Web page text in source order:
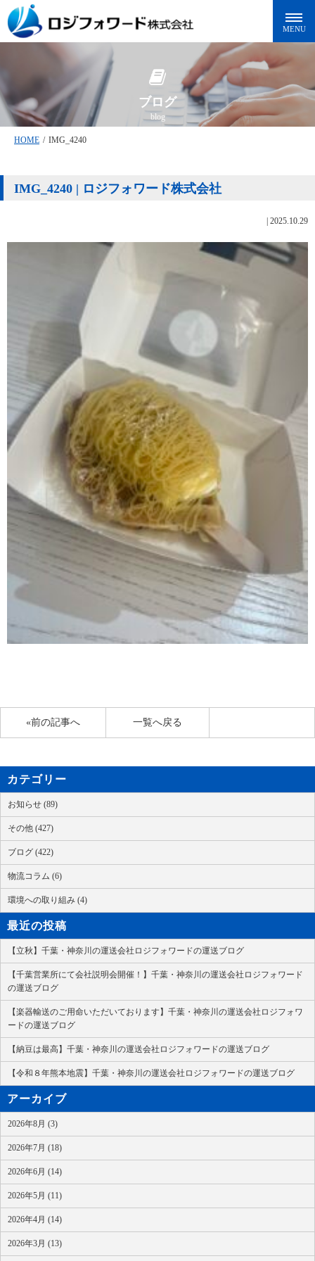
ブログ
blog
HOME / IMG_4240
IMG_4240 | ロジフォワード株式会社
2025.10.29
«前の記事へ 一覧へ戻る
カテゴリー
お知らせ (89)
その他 (427)
ブログ (422)
物流コラム (6)
環境への取り組み (4)
最近の投稿
【立秋】千葉・神奈川の運送会社ロジフォワードの運送ブログ
【千葉営業所にて会社説明会開催！】千葉・神奈川の運送会社ロジフォワード
の運送ブログ
【楽器輸送のご用命いただいております】千葉・神奈川の運送会社ロジフォワ
ードの運送ブログ
【納豆は最高】千葉・神奈川の運送会社ロジフォワードの運送ブログ
【令和８年熊本地震】千葉・神奈川の運送会社ロジフォワードの運送ブログ
アーカイブ
2026年8月 (3)
2026年7月 (18)
2026年6月 (14)
2026年5月 (11)
2026年4月 (14)
2026年3月 (13)